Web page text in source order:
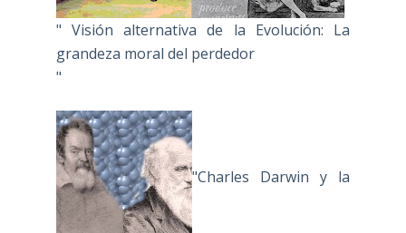
" Visión alternativa de la Evolución: La
grandeza moral del perdedor
"
"Charles Darwin y la